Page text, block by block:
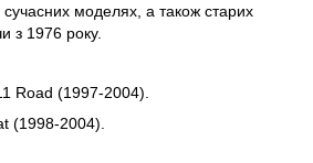
моделях, а також старих
з 1976 року.
Road (1997-2004).
(1998-2004).